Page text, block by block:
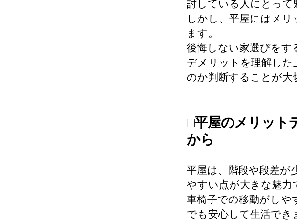
討している人にとって
しかし、平屋にはメ
ます。
後悔しない家選びをす
デメリットを理解した
のか判断することが大
□平屋のメリット
から
平屋は、階段や段差が
やすい点が大きな魅力
車椅子での移動がしや
でも安心して生活でき